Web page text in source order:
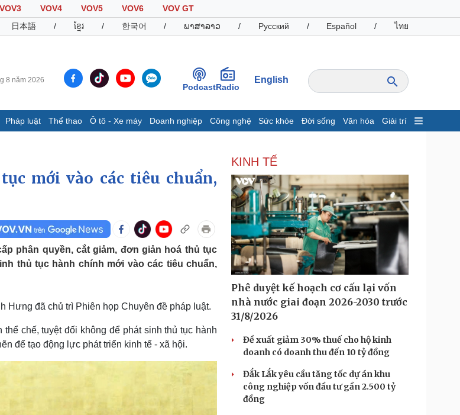
VOV3 VOV4 VOV5 VOV6
VOV GT
日本語 / ខ្មែរ / 한국어 / ພາສາລາວ / Русский / Español / ไทย
8 năm 2026
PodcastRadio
English
Pháp luật Thể thao Ô tô - Xe máy Doanh nghiệp Công nghệ Sức khỏe Đời sống Văn hóa Giải trí
đây
Ảnh
E-Magazine
Bất động sản
Khởi nghiệp
Tiêu dùng
Tỷ giá
Chứng khoán
Giá cà phê
đá
Ô tô - Xe máy
Ô tô
Doanh nghiệp
Thông tin doanh nghiệp
Doanh nghiệp 24h
Doanh nhân
Vì cộng đồng
Công nghệ
Sành điệu
Tin Công nghệ
Trải nghiệm
Chuyển đổi số
ảnh
Giải trí
Nghệ sĩ
Sao Việt
Du lịch
check-in
Câu chuyện thời sự
Đọc truyện đêm khuya
Cửa sổ tình yêu
Kể chuyện cho bé
mới vào các tiêu chuẩn,
phân quyền, cắt giảm, đơn giản hoá thủ tục
thủ tục hành chính mới vào các tiêu chuẩn,
Hưng đã chủ trì Phiên họp Chuyên đề pháp luật.
chế, tuyệt đối không để phát sinh thủ tục hành
để tạo động lực phát triển kinh tế - xã hội.
KINH TẾ
Phê duyệt kế hoạch cơ cấu lại vốn
nhà nước giai đoạn 2026-2030 trước
31/8/2026
Đề xuất giảm 30% thuế cho hộ kinh
doanh có doanh thu đến 10 tỷ đồng
Đắk Lắk yêu cầu tăng tốc dự án khu
công nghiệp vốn đầu tư gần 2.500 tỷ
đồng